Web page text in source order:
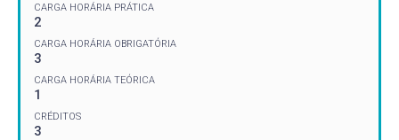
CARGA HORÁRIA PRÁTICA
2
CARGA HORÁRIA OBRIGATÓRIA
3
CARGA HORÁRIA TEÓRICA
1
CRÉDITOS
3